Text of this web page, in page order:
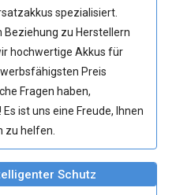
spezialisiert.
Beziehung zu Herstellern
hochwertigeAkkus für
Preis
Fragen haben,
ist uns eine Freude, Ihnen
zu helfen.
Schutz